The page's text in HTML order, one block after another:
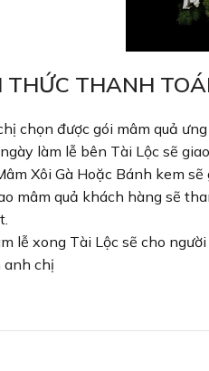
THỨC THANH
chọn được gói mâm quả
làm lễ bên Tài Lộc sẽ
Xôi Gà Hoặc Bánh kem
mâm quả khách hàng sẽ
lễ xong Tài Lộc sẽ cho
anh chị